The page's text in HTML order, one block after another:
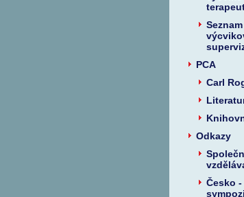
Seznam
PCA
Carl
Odkazy
Česko